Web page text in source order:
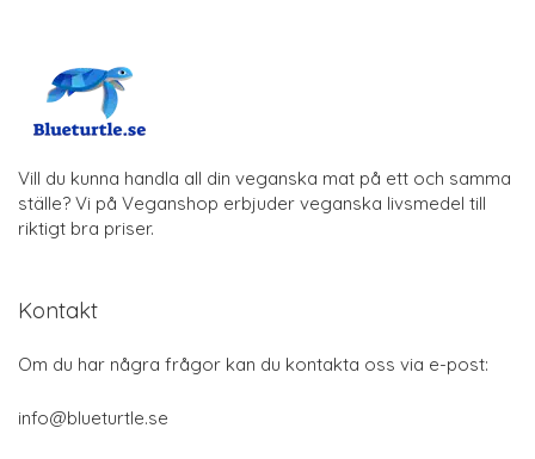
Vill du kunna handla all din veganska mat på ett och samma
ställe? Vi på Veganshop erbjuder veganska livsmedel till
riktigt bra priser.
Kontakt
Om du har några frågor kan du kontakta oss via e-post:
info@blueturtle.se